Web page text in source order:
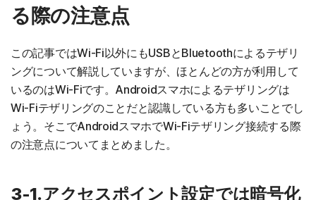
る際の注意点
この記事ではWi-Fi以外にもUSBとBluetoothによるテザリ
ングについて解説していますが、ほとんどの方が利用して
いるのはWi-Fiです。Androidスマホによるテザリングは
Wi-Fiテザリングのことだと認識している方も多いことでし
ょう。そこでAndroidスマホでWi-Fiテザリング接続する際
の注意点についてまとめました。
3-1.アクセスポイント設定では暗号化